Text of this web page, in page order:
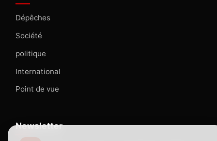
Dépêches
Société
politique
International
Point de vue
Newsletter